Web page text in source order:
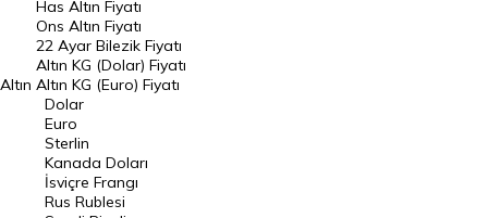
Döviz Kuru
Dolar Kuru
Euro Kuru
Pound Kuru
Frank Kuru
Riyal Kuru
Altın
Has Altın Fiyatı
Ons Altın Fiyatı
22 Ayar Bilezik Fiyatı
Altın KG (Dolar) Fiyatı
Altın KG (Euro) Fiyatı
Dolar
Euro
Sterlin
Kanada Doları
İsviçre Frangı
Rus Rublesi